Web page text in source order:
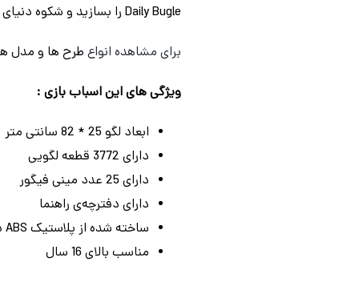
Daily Bugle را بسازید و شکوه دنیای مارول را در خانه‌تان به نمایش بگذارید!
برای مشاهده انواع طرح ها و مدل
ویژگی های این اسباب بازی :
ابعاد لگو 25 * 82 سانتی متر
دارای 3772 قطعه لگویی
دارای 25 عدد مینی فیگور
دارای دفترچه‌ی راهنما
ساخته شده از پلاستیک ABS درجه یک و با کیفیت بالا
مناسب بالای 16 سال